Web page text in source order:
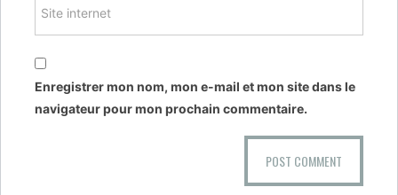
Enregistrer mon nom, mon e-mail et mon site dans le
navigateur pour mon prochain commentaire.